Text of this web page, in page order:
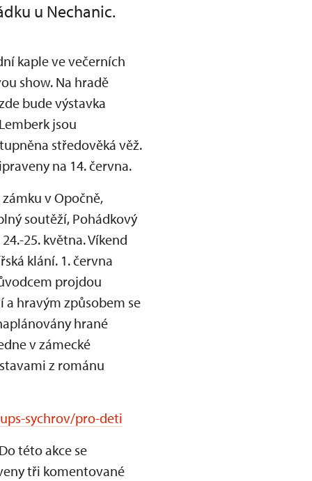
u Nechanic.
kaple ve večerních
show. Na hradě
bude výstavka
jsou
středověká věž.
na 14. června.
v Opočně,
soutěží, Pohádkový
25. května. Víkend
klání. 1. června
projdou
hravým způsobem se
hrané
v zámecké
z románu
sychrov/pro-deti
této akce se
tři komentované